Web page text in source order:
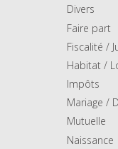
Divers
Faire part
Fiscalité /
Habitat /
Impôts
Mariage /
Mutuelle
Naissance